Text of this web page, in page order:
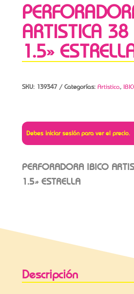
ARTISTICA
1.5»
SKU: 139347 Categorías: Artistica,
Debes iniciar sesión para ver el precio.
PERFORADORA IBICO
1.5» ESTRELLA
Descripción